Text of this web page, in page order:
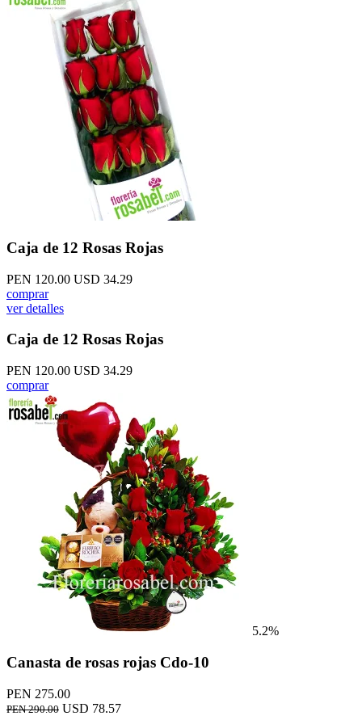
Caja de 12 Rosas Rojas
PEN 120.00 USD 34.29
comprar
ver detalles
Caja de 12 Rosas Rojas
PEN 120.00 USD 34.29
comprar
5.2%
Canasta de rosas rojas Cdo-10
PEN 275.00
PEN 290.00 USD 78.57